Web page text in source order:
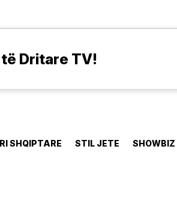
të Dritare TV!
SHQIPTARE STIL JETE SHOWBIZ